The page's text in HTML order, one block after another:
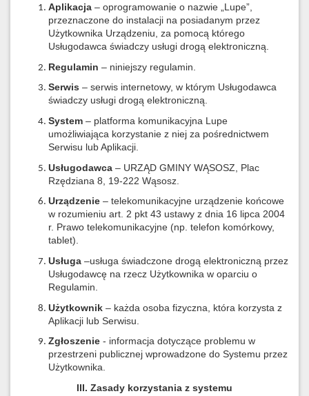
Aplikacja – oprogramowanie o nazwie „Lupe”,
przeznaczone do instalacji na posiadanym przez
Użytkownika Urządzeniu, za pomocą którego
Usługodawca świadczy usługi drogą elektroniczną.
Regulamin – niniejszy regulamin.
Serwis – serwis internetowy, w którym Usługodawca
świadczy usługi drogą elektroniczną.
System – platforma komunikacyjna Lupe
umożliwiająca korzystanie z niej za pośrednictwem
Serwisu lub Aplikacji.
Usługodawca – URZĄD GMINY WĄSOSZ, Plac
Rzędziana 8, 19-222 Wąsosz.
Urządzenie – telekomunikacyjne urządzenie końcowe
w rozumieniu art. 2 pkt 43 ustawy z dnia 16 lipca 2004
r. Prawo telekomunikacyjne (np. telefon komórkowy,
tablet).
Usługa –usługa świadczone drogą elektroniczną przez
Usługodawcę na rzecz Użytkownika w oparciu o
Regulamin.
Użytkownik – każda osoba fizyczna, która korzysta z
Aplikacji lub Serwisu.
Zgłoszenie - informacja dotyczące problemu w
przestrzeni publicznej wprowadzone do Systemu przez
Użytkownika.
III. Zasady korzystania z systemu